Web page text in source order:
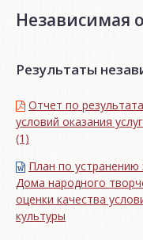
Независимая
Результаты
Отчет по
условий оказания
(1)
План по
Дома народного
оценки качества
культуры